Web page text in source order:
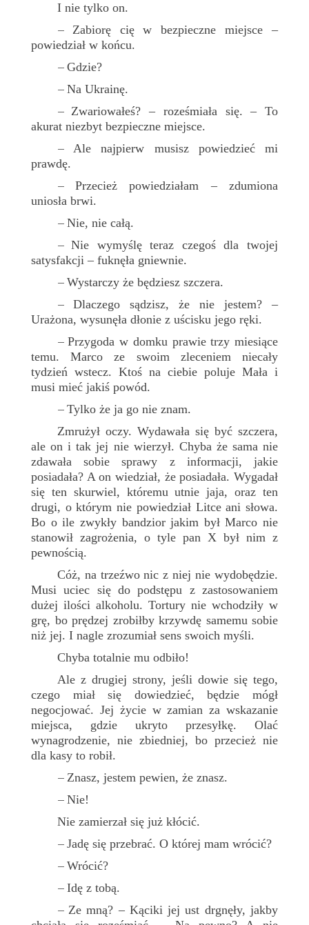
I nie tylko on.
– Zabiorę cię w bezpieczne miejsce –
powiedział w końcu.
– Gdzie?
– Na Ukrainę.
–Zwariowałeś? – roześmiała się. – To
akurat niezbyt bezpieczne miejsce.
–Ale najpierw musisz powiedzieć mi
prawdę.
–Przecież powiedziałam – zdumiona
uniosła brwi.
– Nie, nie całą.
–Nie wymyślę teraz czegoś dla twojej
satysfakcji – fuknęła gniewnie.
– Wystarczy że będziesz szczera.
– Dlaczego sądzisz, że nie jestem? –
Urażona, wysunęła dłonie z uścisku jego ręki.
–Przygoda w domku prawie trzy miesiące
temu. Marco ze swoim zleceniem niecały
tydzień wstecz. Ktoś na ciebie poluje Mała i
musi mieć jakiś powód.
– Tylko że ja go nie znam.
Zmrużył oczy. Wydawała się być szczera,
ale on i tak jej nie wierzył. Chyba że sama nie
zdawała sobie sprawy z informacji, jakie
posiadała? A on wiedział, że posiadała. Wygadał
się ten skurwiel, któremu utnie jaja, oraz ten
drugi, o którym nie powiedział Litce ani słowa.
Bo o ile zwykły bandzior jakim był Marco nie
stanowił zagrożenia, o tyle pan X był nim z
pewnością.
Cóż, na trzeźwo nic z niej nie wydobędzie.
Musi uciec się do podstępu z zastosowaniem
dużej ilości alkoholu. Tortury nie wchodziły w
grę, bo prędzej zrobiłby krzywdę samemu sobie
niż jej. I nagle zrozumiał sens swoich myśli.
Chyba totalnie mu odbiło!
Ale z drugiej strony, jeśli dowie się tego,
czego miał się dowiedzieć, będzie mógł
negocjować. Jej życie w zamian za wskazanie
miejsca, gdzie ukryto przesyłkę. Olać
wynagrodzenie, nie zbiedniej, bo przecież nie
dla kasy to robił.
– Znasz, jestem pewien, że znasz.
– Nie!
Nie zamierzał się już kłócić.
– Jadę się przebrać. O której mam wrócić?
– Wrócić?
– Idę z tobą.
–Ze mną? – Kąciki jej ust drgnęły, jakby